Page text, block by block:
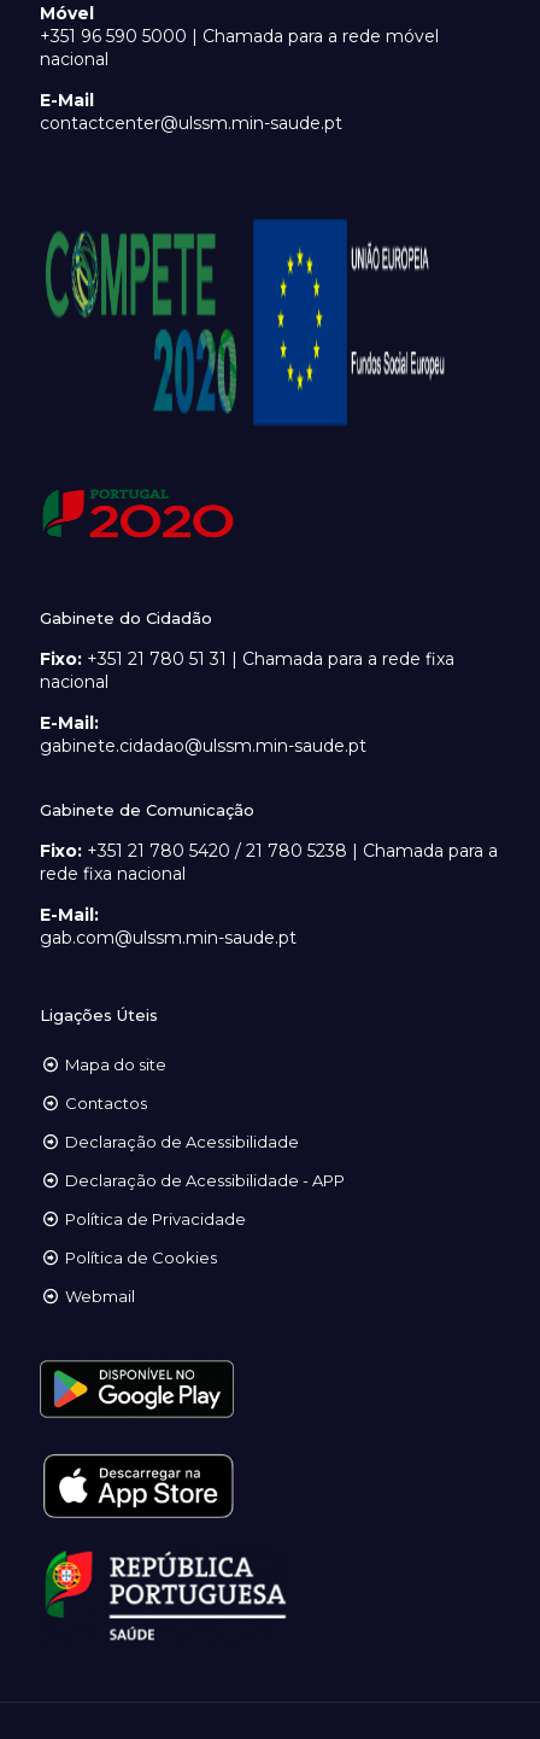
Móvel
+351 96 590 5000 | Chamada para a rede móvel
nacional
E-Mail
contactcenter@ulssm.min-saude.pt
Gabinete do Cidadão
Fixo: +351 21 780 51 31 | Chamada para a rede fixa
nacional
E-Mail:
gabinete.cidadao@ulssm.min-saude.pt
Gabinete de Comunicação
Fixo: +351 21 780 5420 / 21 780 5238 | Chamada para a
rede fixa nacional
E-Mail:
gab.com@ulssm.min-saude.pt
Ligações Úteis
Mapa do site
Contactos
Declaração de Acessibilidade
Declaração de Acessibilidade - APP
Política de Privacidade
Política de Cookies
Webmail